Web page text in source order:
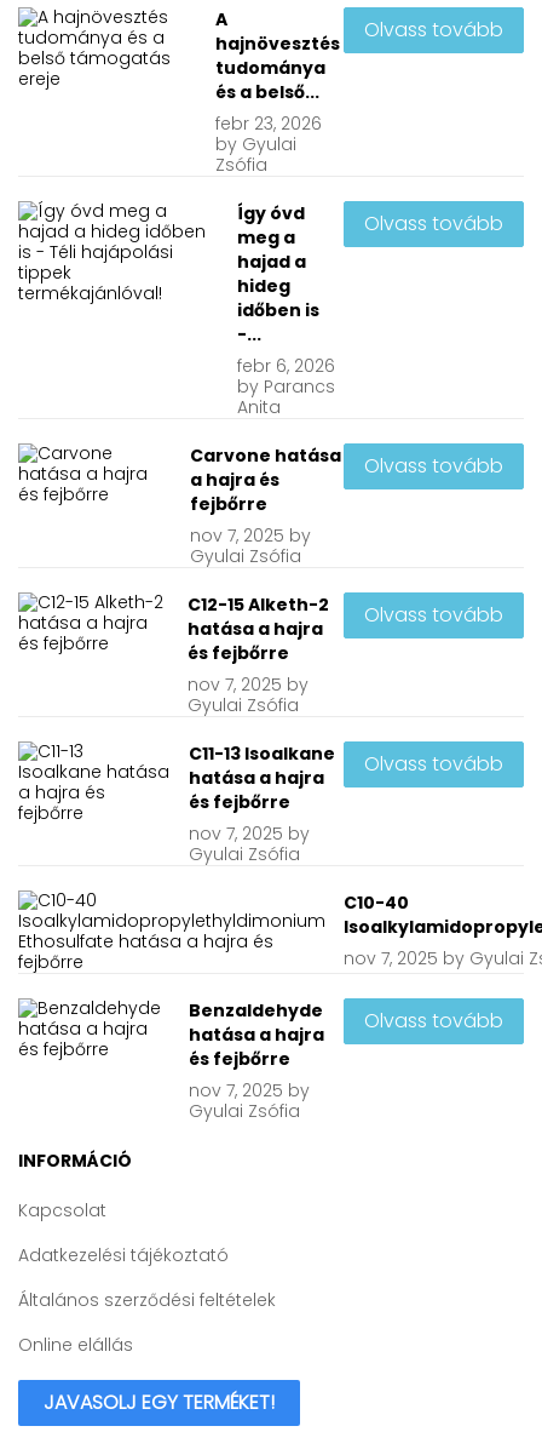
A
hajnövesztés
tudománya
és a belső...
febr 23, 2026
by Gyulai
Zsófia
Olvass tovább
Így óvd
meg a
hajad a
hideg
időben is
-...
febr 6, 2026
by Parancs
Anita
Olvass tovább
Carvone hatása
a hajra és
fejbőrre
nov 7, 2025 by
Gyulai Zsófia
Olvass tovább
C12-15 Alketh-2
hatása a hajra
és fejbőrre
nov7, 2025 by
Gyulai Zsófia
Olvass tovább
C11-13 Isoalkane
hatása a hajra
és fejbőrre
nov 7, 2025 by
Gyulai Zsófia
Olvass tovább
C10-40
nov 7, 2025 by Gyulai
Benzaldehyde
hatása a hajra
és fejbőrre
nov 7, 2025 by
Gyulai Zsófia
Olvass tovább
INFORMÁCIÓ
Kapcsolat
Adatkezelési tájékoztató
Általános szerződési feltételek
Online elállás
JAVASOLJ EGY TERMÉKET!